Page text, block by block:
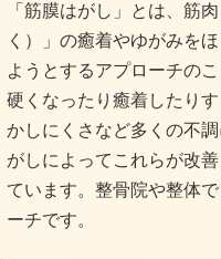
「筋膜はがし」とは、筋
く）」の癒着やゆがみを
ようとするアプローチの
硬くなったり癒着したり
かしにくさなど多くの不
がしによってこれらが改
ています。整骨院や整体
ーチです。